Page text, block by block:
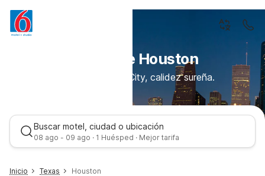
Descubre Houston
Espíritu de Space City, calidez sureña.
Buscar motel, ciudad o ubicación
08 ago - 09 ago · 1 Huésped · Mejor tarifa
Inicio Texas Houston